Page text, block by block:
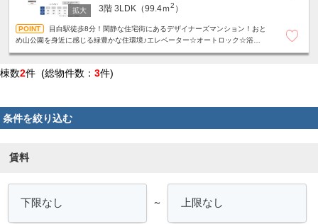
3階 3LDK（99.4ｍ2 ）
目白駅徒歩8分！閑静な住宅街にあるデザイナーズマンション！おと
め山公園を身近に感じる緑豊かな住環境♪エレベーター☆オートロック☆浴室乾
棟数2件 (総物件数： 3件)
条件を絞り込む
賃料
～